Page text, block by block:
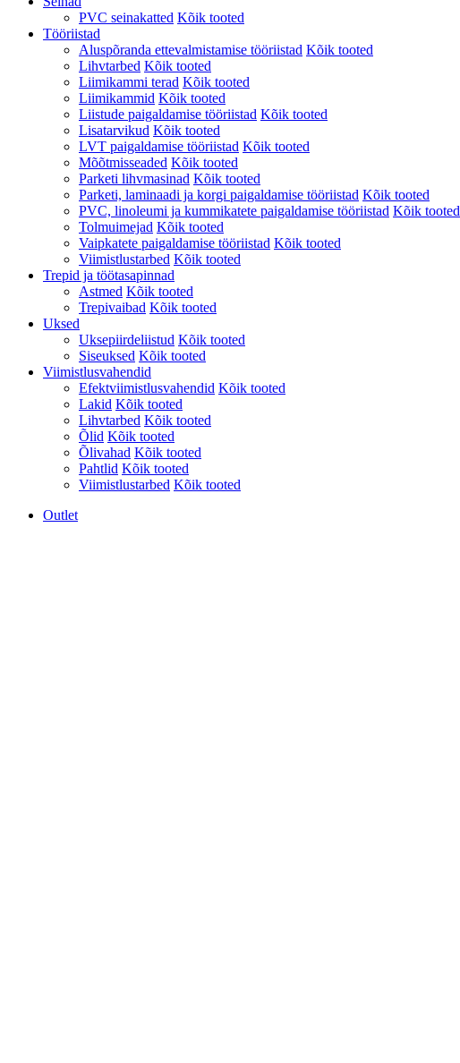
PVC seinakatted Kõik tooted
Tööriistad
Aluspõranda ettevalmistamise tööriistad Kõik tooted
Lihvtarbed Kõik tooted
Liimikammi terad Kõik tooted
Liimikammid Kõik tooted
Liistude paigaldamise tööriistad Kõik tooted
Lisatarvikud Kõik tooted
LVT paigaldamise tööriistad Kõik tooted
Mõõtmisseaded Kõik tooted
Parketi lihvmasinad Kõik tooted
Parketi, laminaadi ja korgi paigaldamise tööriistad Kõik tooted
PVC, linoleumi ja kummikatete paigaldamise tööriistad Kõik tooted
Tolmuimejad Kõik tooted
Vaipkatete paigaldamise tööriistad Kõik tooted
Viimistlustarbed Kõik tooted
Trepid ja töötasapinnad
Astmed Kõik tooted
Trepivaibad Kõik tooted
Uksed
Uksepiirdeliistud Kõik tooted
Siseuksed Kõik tooted
Viimistlusvahendid
Efektviimistlusvahendid Kõik tooted
Lakid Kõik tooted
Lihvtarbed Kõik tooted
Õlid Kõik tooted
Õlivahad Kõik tooted
Pahtlid Kõik tooted
Viimistlustarbed Kõik tooted
Outlet